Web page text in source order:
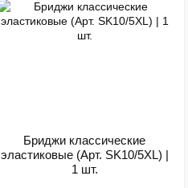
Бриджи классические
эластиковые (Арт. SK10/5XL) |
1 шт.